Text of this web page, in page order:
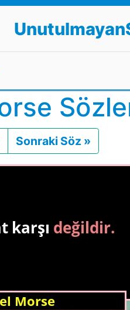
Önceki
Sonraki Söz »